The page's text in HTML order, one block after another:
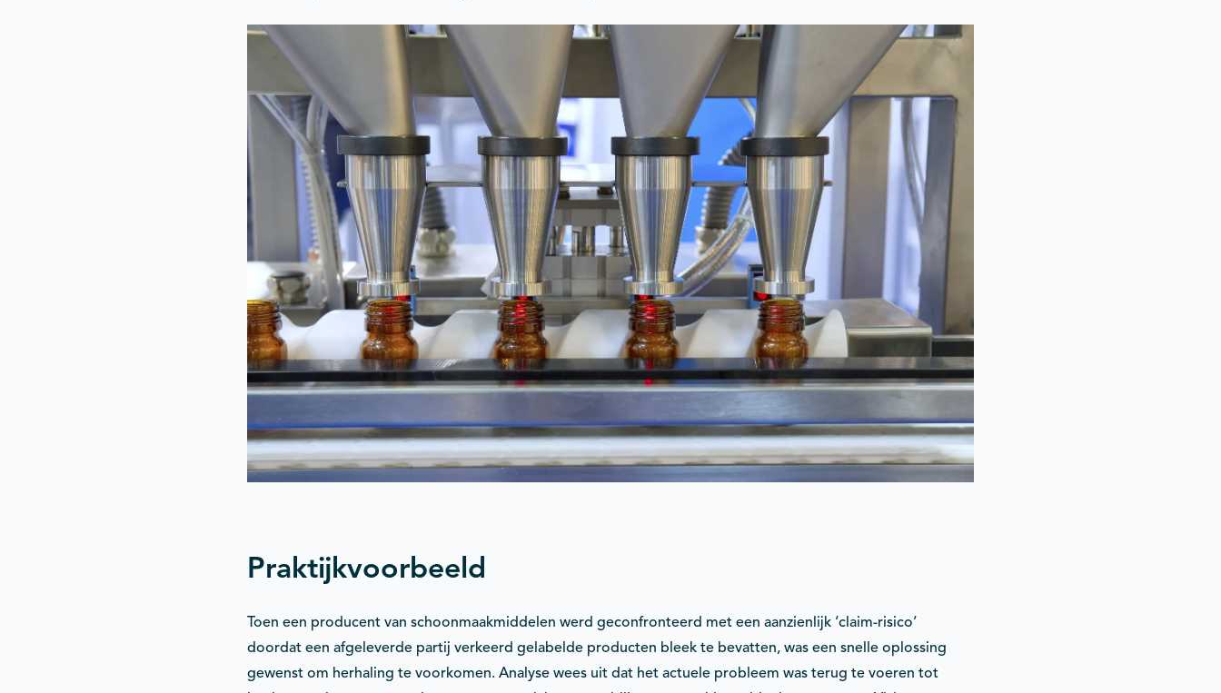
Praktijkvoorbeeld
Toen een producent van schoonmaakmiddelen werd geconfronteerd met een aanzienlijk ‘claim-risico’
doordat een afgeleverde partij verkeerd gelabelde producten bleek te bevatten, was een snelle oplossing
gewenst om herhaling te voorkomen. Analyse wees uit dat het actuele probleem was terug te voeren tot